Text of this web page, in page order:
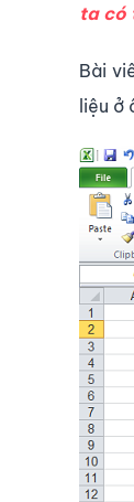
ta có
Bài
liệu ở